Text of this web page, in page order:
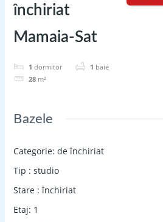
închiriat
Mamaia-Sat
1 dormitor 1 baie
28 m²
Bazele
Categorie: de închiriat
Tip : studio
Stare : închiriat
Etaj: 1